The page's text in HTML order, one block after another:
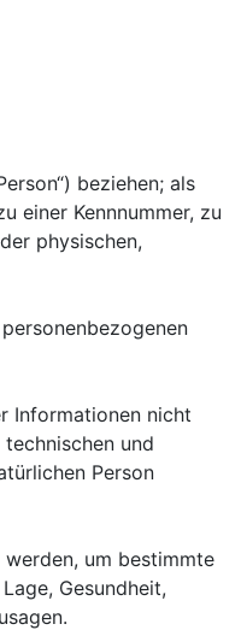
beziehen; als
einer Kennnummer, zu
physischen,
Informationen nicht
und
Person
um bestimmte
Gesundheit,